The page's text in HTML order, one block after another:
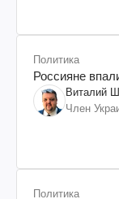
Политика
Россияне
Виталий
Член
Политика